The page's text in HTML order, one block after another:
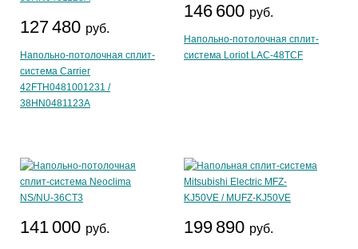
127 480 руб.
Напольно-потолочная сплит-
система Carrier
42FTH0481001231 /
38HN0481123A
146 600 руб.
Напольно-потолочная сплит-
система Loriot LAC-48TCF
141 000 руб. 199 890 руб.